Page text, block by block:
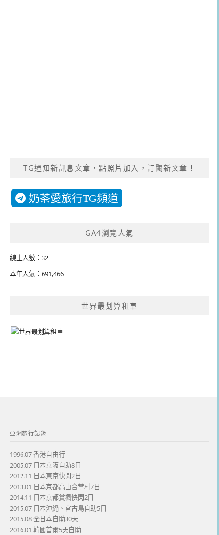
TG通知新訊息文章，點照片加入，訂閱新文章！
奶茶愛旅行TG頻道
GA4瀏覽人氣
線上人數：32
本年人氣：691,466
世界最划算租車
亞洲旅行記錄
1996.07 香港自由行
2005.07 日本京阪自助8日
2012.11 日本東京快閃2日
2013.01 日本京都高山合掌村7日
2014.11 日本京都賞楓快閃2日
2015.07 日本沖繩、宮古島自助5日
2015.08 全日本自助30天
2016.01 韓國首爾5天自助